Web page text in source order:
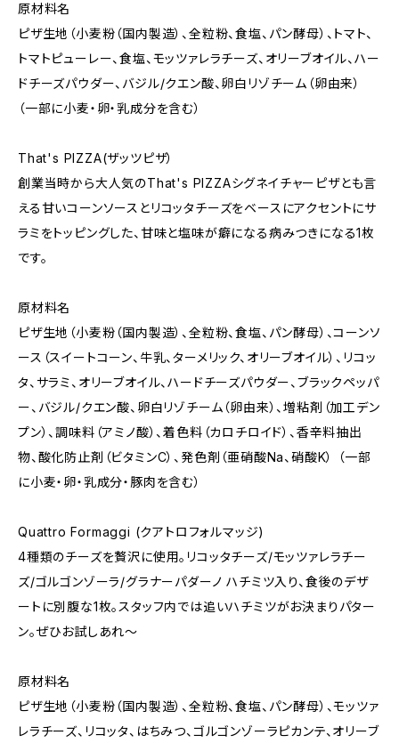
原材料名
ピザ生地（小麦粉（国内製造）、全粒粉、食塩、パン酵母）、トマト、
トマトピューレー、食塩、モッツァレラチーズ、オリーブオイル、ハー
ドチーズパウダー、バジル/クエン酸、卵白リゾチーム（卵由来）
（一部に小麦・卵・乳成分を含む）
That's PIZZA(ザッツピザ）
創業当時から大人気のThat's PIZZAシグネイチャーピザとも言
える甘いコーンソースとリコッタチーズをベースにアクセントにサ
ラミをトッピングした、甘味と塩味が癖になる病みつきになる1枚
です。
原材料名
ピザ生地（小麦粉（国内製造）、全粒粉、食塩、パン酵母）、コーンソ
ース（スイートコーン、牛乳、ターメリック、オリーブオイル）、リコッ
タ、サラミ、オリーブオイル、ハードチーズパウダー、ブラックペッパ
ー、バジル/クエン酸、卵白リゾチーム（卵由来）、増粘剤（加工デン
プン）、調味料（アミノ酸）、着色料（カロチロイド）、香辛料抽出
物、酸化防止剤（ビタミンC）、発色剤（亜硝酸Na、硝酸K） （一部
に小麦・卵・乳成分・豚肉を含む）
Quattro Formaggi (クアトロフォルマッジ)
4種類のチーズを贅沢に使用。リコッタチーズ/モッツァレラチー
ズ/ゴルゴンゾーラ/グラナーパダーノ ハチミツ入り、食後のデザ
ートに別腹な1枚。スタッフ内では追いハチミツがお決まりパター
ン。ぜひお試しあれ〜
原材料名
ピザ生地（小麦粉（国内製造）、全粒粉、食塩、パン酵母）、モッツァ
レラチーズ、リコッタ、はちみつ、ゴルゴンゾーラピカンテ、オリーブ